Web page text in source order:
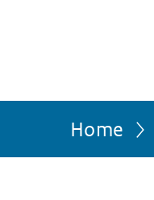
Home